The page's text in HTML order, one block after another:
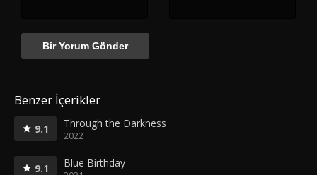
Benzer İçerikler
9.1 Through the Darkness
2022
9.1 Blue Birthday